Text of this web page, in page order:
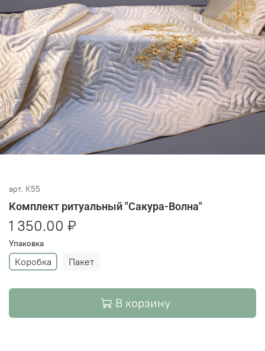
арт. К55
Комплект ритуальный "Сакура-Волна"
1 350.00 ₽
Упаковка
Коробка Пакет
В корзину